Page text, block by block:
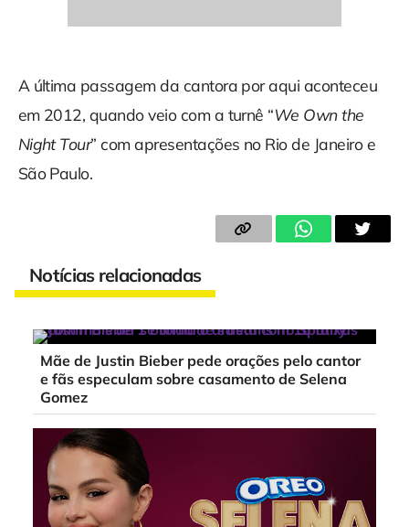
A última passagem da cantora por aqui aconteceu
em 2012, quando veio com a turnê “We Own the
Night Tour” com apresentações no Rio de Janeiro e
São Paulo.
Notícias relacionadas
Mãe de Justin Bieber pede orações pelo cantor
e fãs especulam sobre casamento de Selena
Gomez